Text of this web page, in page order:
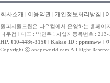
회사소개 이용약관 개인정보처리방침
원피시월드웹은 나우컴에서 운영하는 홈페이
나우컴 l 대표 : 박민우 l 사업자등록번호 :
HP. 010-4486-3150 l Kakao ID : ppmmww l
Copyright ⓒ onepcworld.com All Right